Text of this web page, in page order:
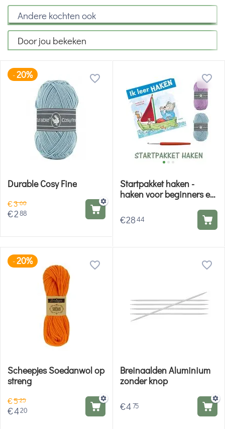
Andere kochten ook
Door jou bekeken
-20%
Durable Cosy Fine
€360
€288
Startpakket haken -
haken voor beginners en
€2844
-20%
Scheepjes Soedanwol op
streng
€525
€420
Breinaalden Aluminium
zonder knop
€475